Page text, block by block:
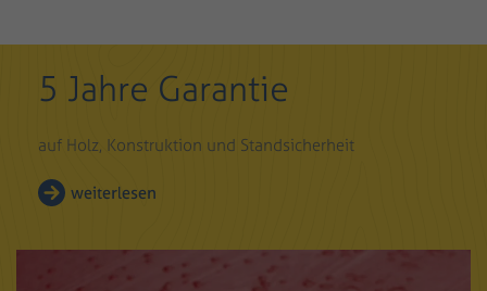
5 Jahre Garantie
auf Holz, Konstruktion und Standsicherheit
weiterlesen